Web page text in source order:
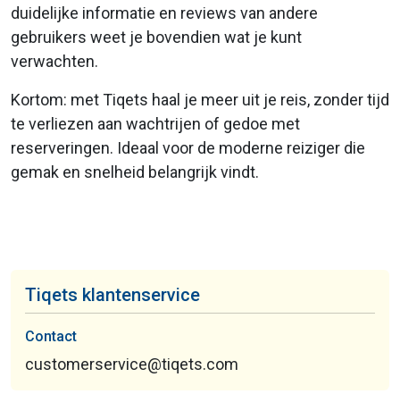
duidelijke informatie en reviews van andere
gebruikers weet je bovendien wat je kunt
verwachten.
Kortom: met Tiqets haal je meer uit je reis, zonder tijd
te verliezen aan wachtrijen of gedoe met
reserveringen. Ideaal voor de moderne reiziger die
gemak en snelheid belangrijk vindt.
Tiqets klantenservice
Contact
customerservice@tiqets.com